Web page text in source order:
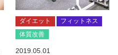
ダイエット
フィットネス
体質改善
2019.05.01